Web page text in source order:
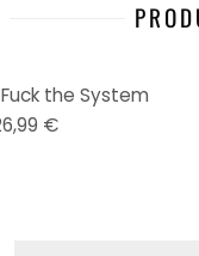
the System
€